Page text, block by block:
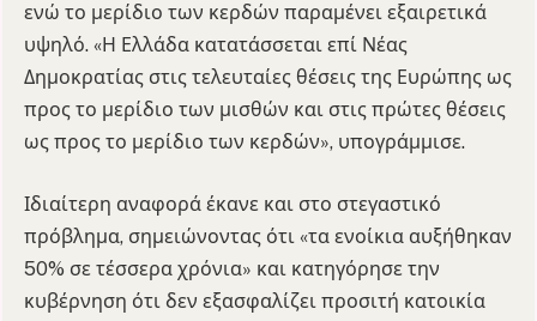
ενώ το μερίδιο των κερδών παραμένει εξαιρετικά
υψηλό. «Η Ελλάδα κατατάσσεται επί Νέας
Δημοκρατίας στις τελευταίες θέσεις της Ευρώπης ως
προς το μερίδιο των μισθών και στις πρώτες θέσεις
ως προς το μερίδιο των κερδών», υπογράμμισε.
Ιδιαίτερη αναφορά έκανε και στο στεγαστικό
πρόβλημα, σημειώνοντας ότι «τα ενοίκια αυξήθηκαν
50% σε τέσσερα χρόνια» και κατηγόρησε την
κυβέρνηση ότι δεν εξασφαλίζει προσιτή κατοικία